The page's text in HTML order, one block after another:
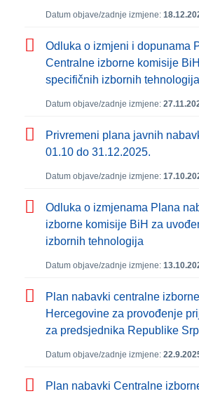
Datum objave/zadnje izmjene:
Odluka o izmjeni i dopunama
Centralne izborne komisije
specifičnih izbornih tehnologija
Datum objave/zadnje izmjene:
Privremeni plana javnih
01.10 do 31.12.2025.
Datum objave/zadnje izmjene:
Odluka o izmjenama Plana
izborne komisije BiH za
izbornih tehnologija
Datum objave/zadnje izmjene:
Plan nabavki centralne
Hercegovine za provođenje
za predsjednika Republike
Datum objave/zadnje izmjene:
Plan nabavki Centralne